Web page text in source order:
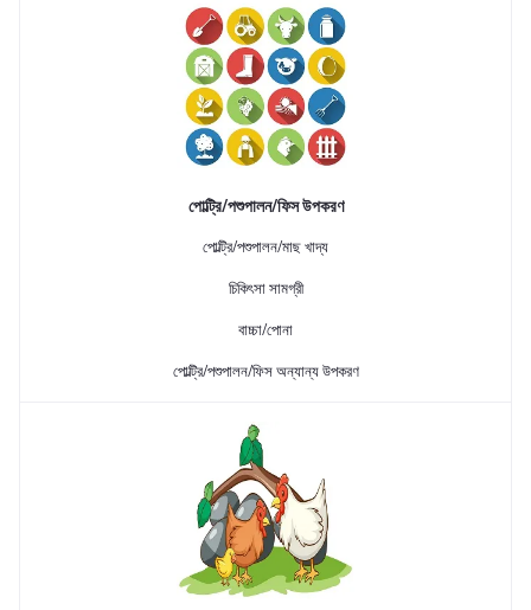
পোল্ট্রি/পশুপালন/ফিস উপকরণ
পোল্ট্রি/পশুপালন/মাছ খাদ্য
চিকিৎসা সামগ্রী
বাচ্চা/পোনা
পোল্ট্রি/পশুপালন/ফিস অন্যান্য উপকরণ